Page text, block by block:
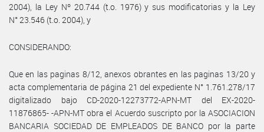
2004), la Ley Nº 20.744 (t.o. 1976) y sus modificatorias y la Ley
N° 23.546 (t.o. 2004), y
CONSIDERANDO:
Que en las paginas 8/12, anexos obrantes en las paginas 13/20 y
acta complementaria de página 21 del expediente N° 1.761.278/17
digitalizado bajo CD-2020-12273772-APN-MT del EX-2020-
11876865- -APN-MT obra el Acuerdo suscripto por la ASOCIACION
BANCARIA SOCIEDAD DE EMPLEADOS DE BANCO por la parte